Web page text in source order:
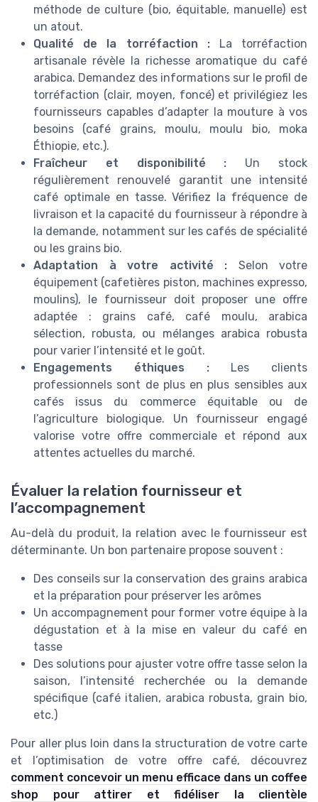
méthode de culture (bio, équitable, manuelle) est
un atout.
Qualité de la torréfaction :La torréfaction
artisanale révèle la richesse aromatique du café
arabica. Demandez des informations sur le profil de
torréfaction (clair, moyen, foncé) et privilégiez les
fournisseurs capables d’adapter la mouture à vos
besoins (café grains, moulu, moulu bio, moka
Éthiopie, etc.).
Fraîcheur et disponibilité : Un stock
régulièrement renouvelé garantit une intensité
café optimale en tasse. Vérifiez la fréquence de
livraison et la capacité du fournisseur à répondre à
la demande, notamment sur les cafés de spécialité
ou les grains bio.
Adaptation à votre activité : Selon votre
équipement (cafetières piston, machines expresso,
moulins), le fournisseur doit proposer une offre
adaptée : grains café, café moulu, arabica
sélection, robusta, ou mélanges arabica robusta
pour varier l’intensité et le goût.
Engagements éthiques :Les clients
professionnels sont de plus en plus sensibles aux
cafés issus du commerce équitable ou de
l’agriculture biologique. Un fournisseur engagé
valorise votre offre commerciale et répond aux
attentes actuelles du marché.
Évaluer la relation fournisseur et
l’accompagnement
Au-delà du produit, la relation avec le fournisseur est
déterminante. Un bon partenaire propose souvent :
Des conseils sur la conservation des grains arabica
et la préparation pour préserver les arômes
Un accompagnement pour former votre équipe à la
dégustation et à la mise en valeur du café en
tasse
Des solutions pour ajuster votre offre tasse selon la
saison, l’intensité recherchée ou la demande
spécifique (café italien, arabica robusta, grain bio,
etc.)
Pour aller plus loin dans la structuration de votre carte
et l’optimisation de votre offre café, découvrez
comment concevoir un menu efficace dans un coffee
shop pour attirer et fidéliser la clientèle